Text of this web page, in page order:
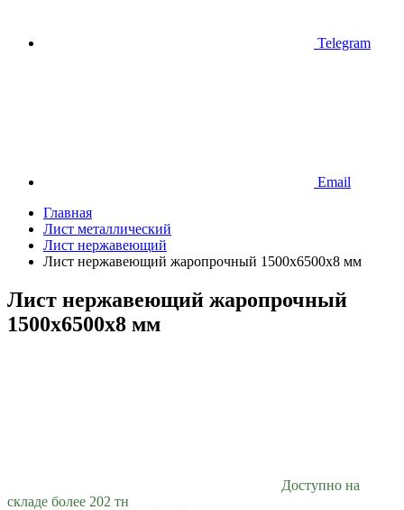
Telegram
Email
Главная
Лист металлический
Лист нержавеющий
Лист нержавеющий жаропрочный 1500х6500х8 мм
Лист нержавеющий жаропрочный
1500х6500х8 мм
Доступно на
складе более 202 тн